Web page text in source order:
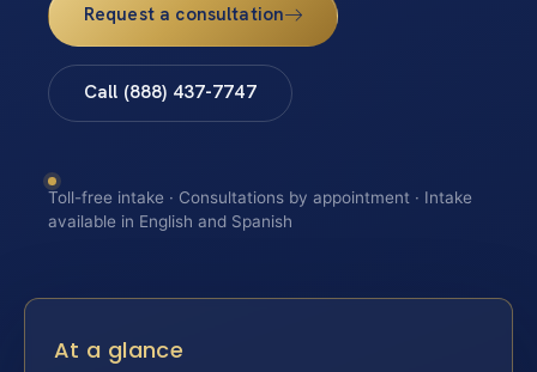
Request a consultation
Call (888) 437-7747
Toll-free intake · Consultations by appointment · Intake
available in English and Spanish
At a glance